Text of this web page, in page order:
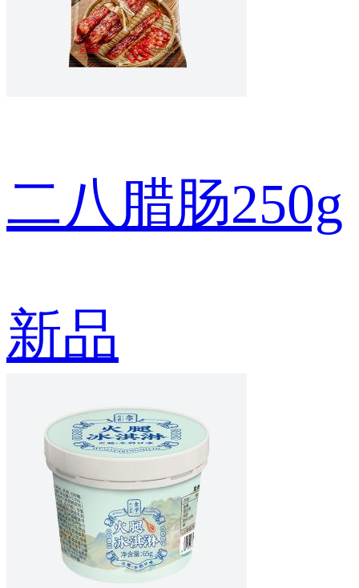
二八腊肠250g
新品